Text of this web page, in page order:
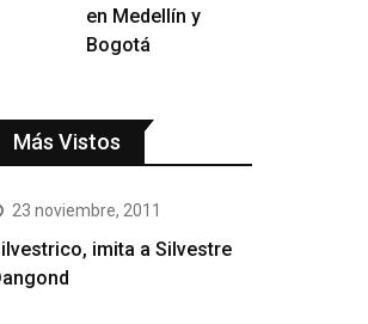
en Medellín y
Bogotá
Más Vistos
23 noviembre, 2011
imita a Silvestre